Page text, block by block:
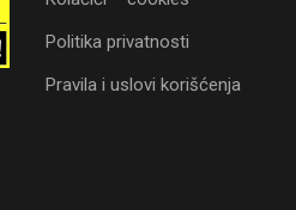
Politika privatnosti
Pravila i uslovi korišćenja